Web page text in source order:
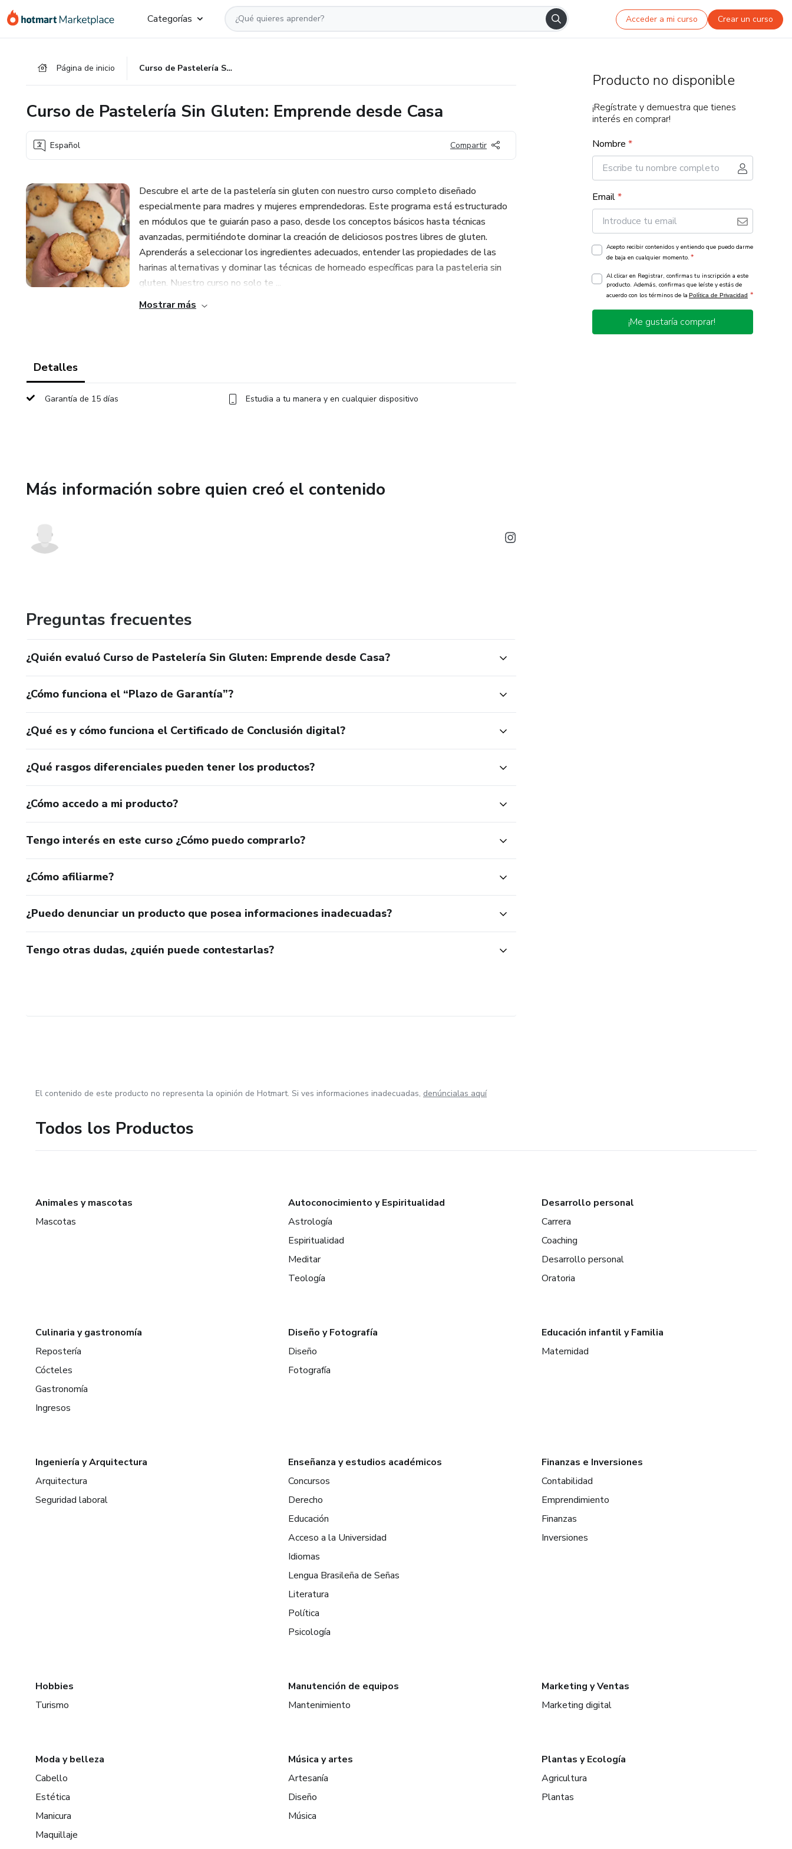
Categorías Acceder a mi curso Crear un curso
Página de inicio Curso de Pastelería Sin Gluten: Emprende desde Casa
Curso de Pastelería Sin Gluten: Emprende desde Casa
Español Compartir
Descubre el arte de la pastelería sin gluten con nuestro curso completo diseñado
especialmente para madres y mujeres emprendedoras. Este programa está estructurado
en módulos que te guiarán paso a paso, desde los conceptos básicos hasta técnicas
avanzadas, permitiéndote dominar la creación de deliciosos postres libres de gluten.
Aprenderás a seleccionar los ingredientes adecuados, entender las propiedades de las
harinas alternativas y dominar las técnicas de horneado específicas para la pasteleria sin
gluten. Nuestro curso no solo te ...
Mostrar más
Detalles
Garantía de 15 días Estudia a tu manera y en cualquier dispositivo
Más información sobre quien creó el contenido
Preguntas frecuentes
¿Quién evaluó Curso de Pastelería Sin Gluten: Emprende desde Casa?
¿Cómo funciona el “Plazo de Garantía”?
¿Qué es y cómo funciona el Certificado de Conclusión digital?
¿Qué rasgos diferenciales pueden tener los productos?
¿Cómo accedo a mi producto?
Tengo interés en este curso ¿Cómo puedo comprarlo?
¿Cómo afiliarme?
¿Puedo denunciar un producto que posea informaciones inadecuadas?
Tengo otras dudas, ¿quién puede contestarlas?
Producto no disponible
¡Regístrate y demuestra que tienes
interés en comprar!
Nombre *
Email*
Acepto recibir contenidos y entiendo que puedo darme
de baja en cualquier momento. *
Al clicar en Registrar, confirmas tu inscripción a este
producto. Además, confirmas que leíste y estás de
acuerdo con los términos de la Política de Privacidad *
¡Me gustaría comprar!
El contenido de este producto no representa la opinión de Hotmart. Si ves informaciones inadecuadas, denúncialas aquí
Todos los Productos
Animales y mascotas
Mascotas
Autoconocimiento y Espiritualidad
Astrología
Espiritualidad
Meditar
Teología
Desarrollo personal
Carrera
Coaching
Desarrollo personal
Oratoria
Culinaria y gastronomía
Repostería
Cócteles
Gastronomía
Ingresos
Diseño y Fotografía
Diseño
Fotografía
Educación infantil y Familia
Maternidad
Ingeniería y Arquitectura
Arquitectura
Seguridad laboral
Enseñanza y estudios académicos
Concursos
Derecho
Educación
Acceso a la Universidad
Idiomas
Lengua Brasileña de Señas
Literatura
Política
Psicología
Finanzas e Inversiones
Contabilidad
Emprendimiento
Finanzas
Inversiones
Hobbies
Turismo
Manutención de equipos
Mantenimiento
Marketing y Ventas
Marketing digital
Moda y belleza
Cabello
Estética
Manicura
Maquillaje
Música y artes
Artesanía
Diseño
Música
Plantas y Ecología
Agricultura
Plantas